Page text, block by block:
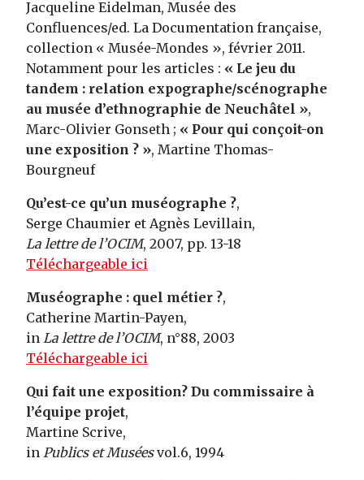
Jacqueline Eidelman, Musée des
Confluences/ed. La Documentation française,
collection « Musée-Mondes », février 2011.
Notamment pour les articles : « Le jeu du
tandem : relation expographe/scénographe
au musée d’ethnographie de Neuchâtel »,
Marc-Olivier Gonseth ; « Pour qui conçoit-on
une exposition ? », Martine Thomas-
Bourgneuf
Qu’est-ce qu’un muséographe ?,
Serge Chaumier et Agnès Levillain,
La lettre de l’OCIM, 2007, pp. 13-18
Téléchargeable ici
Muséographe : quel métier ?,
Catherine Martin-Payen,
in La lettre de l’OCIM, n°88, 2003
Téléchargeable ici
Qui fait une exposition? Du commissaire à
l’équipe projet,
Martine Scrive,
in Publics et Muséesvol.6, 1994